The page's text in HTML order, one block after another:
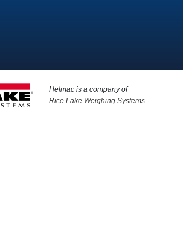
Helmac is a company of
Rice Lake Weighing Systems